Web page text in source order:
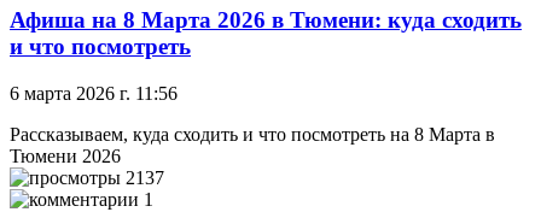
Афиша на 8 Марта 2026 в Тюмени: куда сходить
и что посмотреть
6 марта 2026 г. 11:56
Рассказываем, куда сходить и что посмотреть на 8 Марта в
Тюмени 2026
2137
1